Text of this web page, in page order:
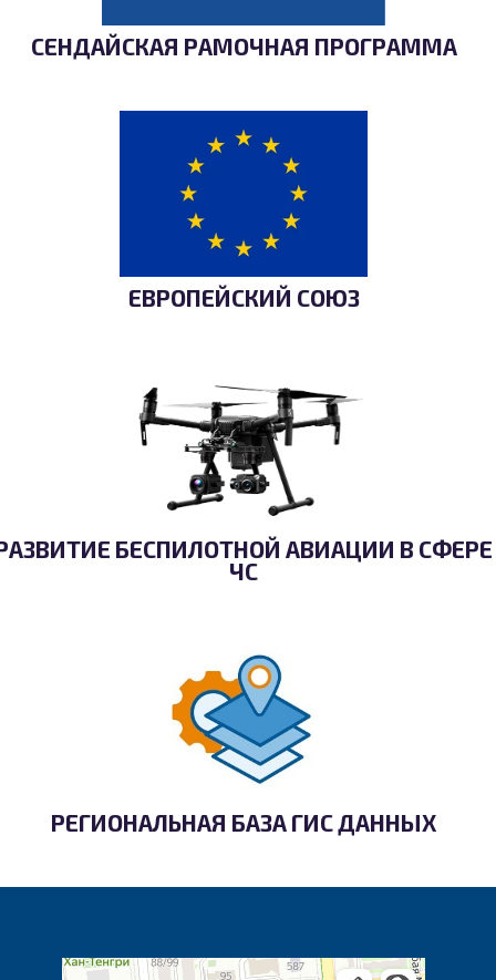
СЕНДАЙСКАЯ РАМОЧНАЯ ПРОГРАММА
ЕВРОПЕЙСКИЙ СОЮЗ
БЕСПИЛОТНОЙ АВИАЦИИ В СФЕРЕ
ЧС
РЕГИОНАЛЬНАЯ БАЗА ГИС ДАННЫХ